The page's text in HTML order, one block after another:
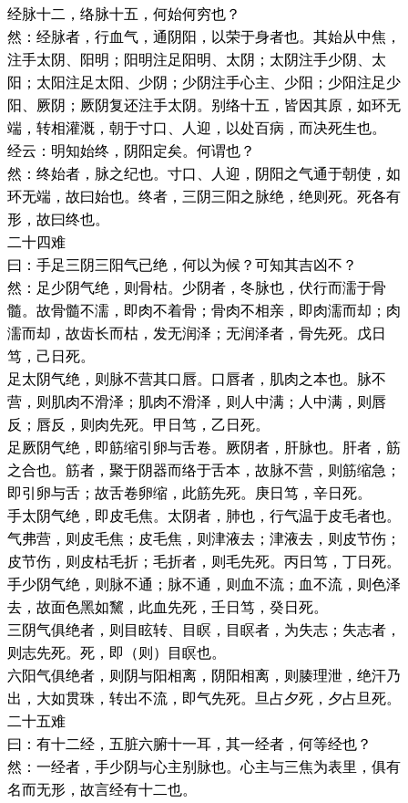
经脉十二，络脉十五，何始何穷也？
然：经脉者，行血气，通阴阳，以荣于身者也。其始从中焦，
注手太阴、阳明；阳明注足阳明、太阴；太阴注手少阴、太
阳；太阳注足太阳、少阴；少阴注手心主、少阳；少阳注足少
阳、厥阴；厥阴复还注手太阴。别络十五，皆因其原，如环无
端，转相灌溉，朝于寸口、人迎，以处百病，而决死生也。
经云：明知始终，阴阳定矣。何谓也？
然：终始者，脉之纪也。寸口、人迎，阴阳之气通于朝使，如
环无端，故曰始也。终者，三阴三阳之脉绝，绝则死。死各有
形，故曰终也。
二十四难
曰：手足三阴三阳气已绝，何以为候？可知其吉凶不？
然：足少阴气绝，则骨枯。少阴者，冬脉也，伏行而濡于骨
髓。故骨髓不濡，即肉不着骨；骨肉不相亲，即肉濡而却；肉
濡而却，故齿长而枯，发无润泽；无润泽者，骨先死。戊日
笃，己日死。
足太阴气绝，则脉不营其口唇。口唇者，肌肉之本也。脉不
营，则肌肉不滑泽；肌肉不滑泽，则人中满；人中满，则唇
反；唇反，则肉先死。甲日笃，乙日死。
足厥阴气绝，即筋缩引卵与舌卷。厥阴者，肝脉也。肝者，筋
之合也。筋者，聚于阴器而络于舌本，故脉不营，则筋缩急；
即引卵与舌；故舌卷卵缩，此筋先死。庚日笃，辛日死。
手太阴气绝，即皮毛焦。太阴者，肺也，行气温于皮毛者也。
气弗营，则皮毛焦；皮毛焦，则津液去；津液去，则皮节伤；
皮节伤，则皮枯毛折；毛折者，则毛先死。丙日笃，丁日死。
手少阴气绝，则脉不通；脉不通，则血不流；血不流，则色泽
去，故面色黑如黧，此血先死，壬日笃，癸日死。
三阴气俱绝者，则目眩转、目瞑，目瞑者，为失志；失志者，
则志先死。死，即（则）目瞑也。
六阳气俱绝者，则阴与阳相离，阴阳相离，则腠理泄，绝汗乃
出，大如贯珠，转出不流，即气先死。旦占夕死，夕占旦死。
二十五难
曰：有十二经，五脏六腑十一耳，其一经者，何等经也？
然：一经者，手少阴与心主别脉也。心主与三焦为表里，俱有
名而无形，故言经有十二也。